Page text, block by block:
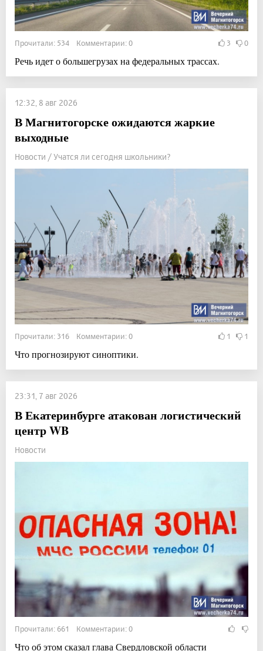
Прочитали: 534 Комментарии: 0 3 0
Речь идет о большегрузах на федеральных трассах.
12:32, 8 авг 2026
В Магнитогорске ожидаются жаркие
выходные
Новости / Учатся ли сегодня школьники?
Прочитали: 316 Комментарии: 0 1 1
Что прогнозируют синоптики.
23:31, 7 авг 2026
В Екатеринбурге атакован логистический
центр WB
Новости
Прочитали: 661 Комментарии: 0
Что об этом сказал глава Свердловской области